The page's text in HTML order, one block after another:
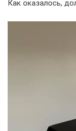
Как оказалось,